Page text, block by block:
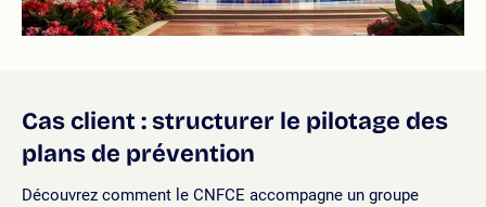
Cas client : structurer le pilotage des
plans de prévention
Découvrez comment le CNFCE accompagne un groupe